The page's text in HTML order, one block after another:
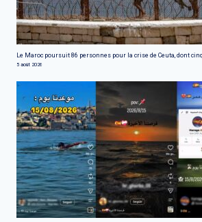
Le Maroc poursuit 86 personnes pour la crise de Ceuta, dont
5 août 2026